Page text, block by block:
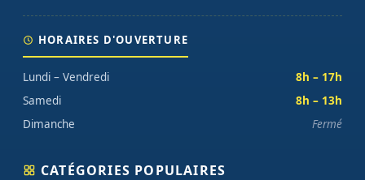
HORAIRES D'OUVERTURE
Lundi – Vendredi
8h – 17h
Samedi
8h – 13h
Dimanche
Fermé
CATÉGORIES POPULAIRES